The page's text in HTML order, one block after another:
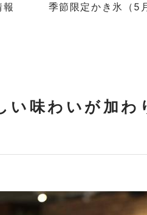
季節限定かき氷（5
味わいが加わ